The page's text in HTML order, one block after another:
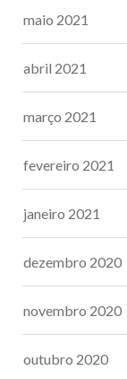
maio 2021
abril 2021
março 2021
fevereiro 2021
janeiro 2021
dezembro 2020
novembro 2020
outubro 2020